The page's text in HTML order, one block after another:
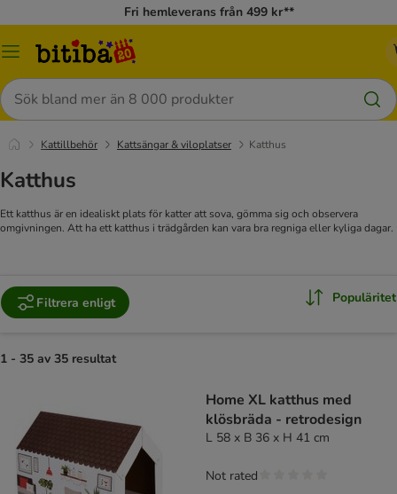
Fri hemleverans från 499 kr**
Meny
Sök
Kattillbehör Kattsängar & viloplatser Katthus
Katthus
Ett katthus är en idealiskt plats för katter att sova, gömma sig och observera
omgivningen. Att ha ett katthus i trädgården kan vara bra regniga eller kyliga dagar.
Filtrera enligt Populäritet
1 - 35 av 35 resultat
Home XL katthus med
klösbräda - retrodesign
L 58 x B 36 x H 41 cm
Not rated